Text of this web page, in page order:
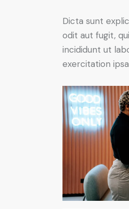
Dicta sunt
odit aut fugit,
incididunt ut
exercitation